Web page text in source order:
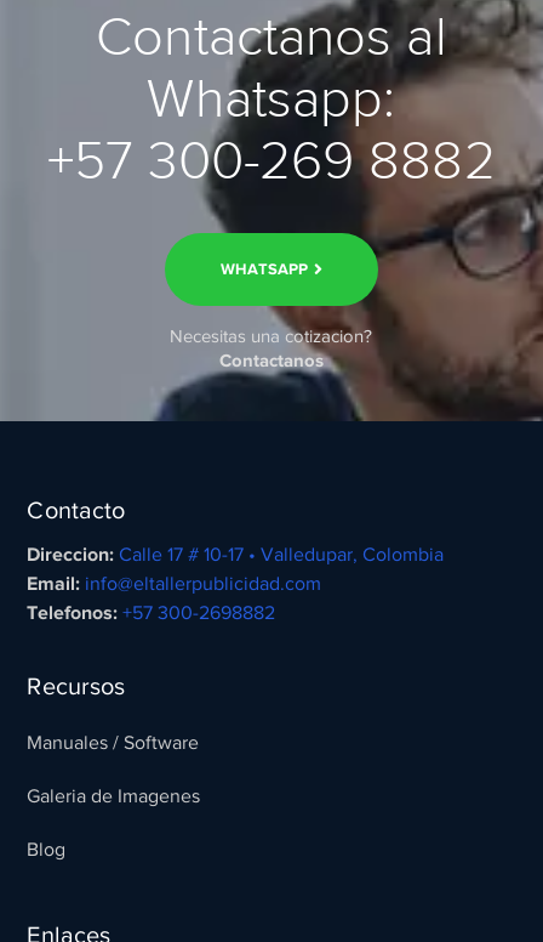
Contactanos al
Whatsapp:
+57 300-269 8882
WHATSAPP
Necesitas una cotizacion?
Contactanos
Contacto
Direccion: Calle 17 # 10-17 • Valledupar, Colombia
Email: info@eltallerpublicidad.com
Telefonos: +57 300-2698882
Recursos
Manuales / Software
Galeria de Imagenes
Blog
Enlaces